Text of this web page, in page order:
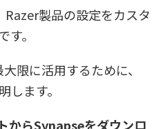
製品の設定をカスタ
。
限に活用するために、
します。
からSynapseをダウンロ